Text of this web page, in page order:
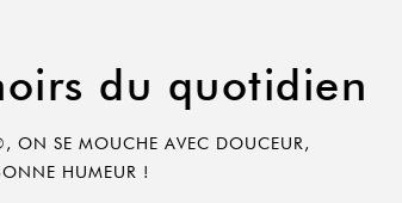
du quotidien
ON SE MOUCHE AVEC DOUCEUR,
HUMEUR !